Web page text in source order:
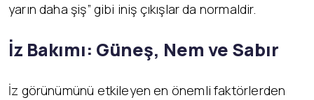
yarın daha şiş” gibi iniş çıkışlar da normaldir.
İz Bakımı: Güneş, Nem ve Sabır
İz görünümünü etkileyen en önemli faktörlerden